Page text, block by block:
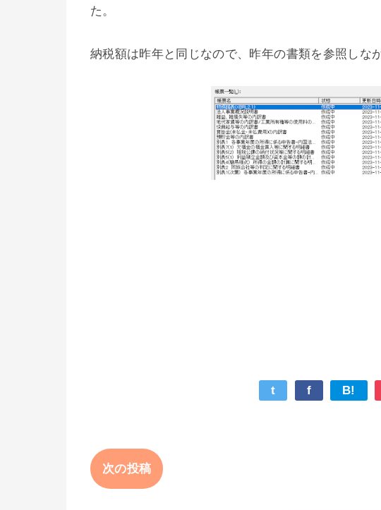
た。
納税額は昨年と同じなので、昨年の書類を参照しな
t f B!
次の投稿